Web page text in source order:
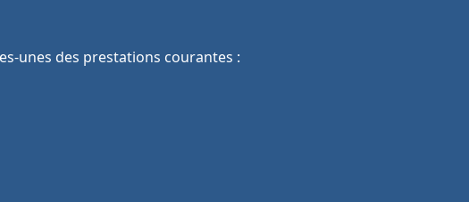
unes des prestations courantes :